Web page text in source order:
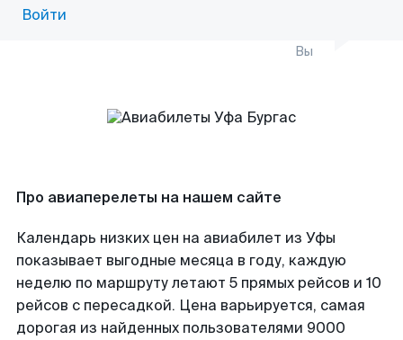
Войти
Вы
Про авиаперелеты на нашем сайте
Календарь низких цен на авиабилет из Уфы
показывает выгодные месяца в году, каждую
неделю по маршруту летают 5 прямых рейсов и 10
рейсов с пересадкой. Цена варьируется, самая
дорогая из найденных пользователями 9000